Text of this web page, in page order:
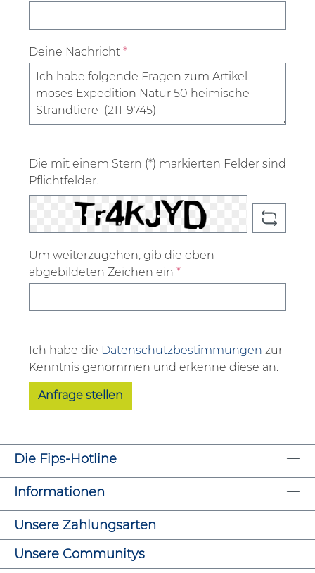
Deine Nachricht *
Die mit einem Stern (*) markierten Felder sind
Pflichtfelder.
Um weiterzugehen, gib die oben
abgebildeten Zeichen ein *
Ich habe die Datenschutzbestimmungen zur
Kenntnis genommen und erkenne diese an.
Anfrage stellen
Die Fips-Hotline
Informationen
Unsere Zahlungsarten
Unsere Communitys